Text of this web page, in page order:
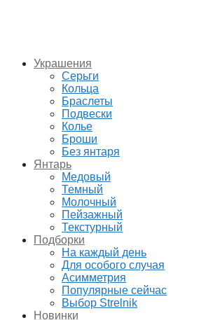
Украшения
Серьги
Кольца
Браслеты
Подвески
Колье
Броши
Без янтаря
Янтарь
Медовый
Темный
Молочный
Пейзажный
Текстурный
Подборки
На каждый день
Для особого случая
Асимметрия
Популярные сейчас
Выбор Strelnik
Новинки